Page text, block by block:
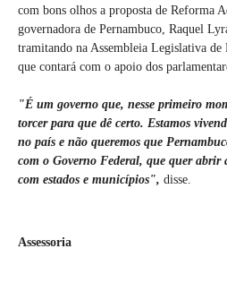
com bons olhos a proposta de Reforma
governadora de Pernambuco, Raquel
tramitando na Assembleia Legislativa de
que contará com o apoio dos
"É um governo que, nesse primeiro
torcer para que dê certo. Estamos
no país e não queremos que
com o Governo Federal, que quer abrir
com estados e municípios", disse.
Assessoria